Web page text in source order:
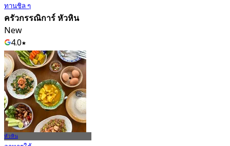
ทานชิล ๆ
ครัวกรรณิการ์ หัวหิน
New
4.0
จาก฿ 222
หัวหิน